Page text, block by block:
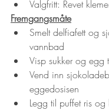
Valgfritt: Revet
Fremgangsmåte
Smelt delfiafett og
vannbad
Visp sukker og egg
Vend inn
eggedosisen
Legg til puffet ris